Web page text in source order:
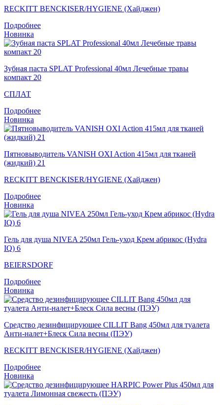
RECKITT BENCKISER/HYGIENE (Хайджен)
Подробнее
Новинка
Зубная паста SPLAT Professional 40мл Лечебные травы
компакт 20
СПЛАТ
Подробнее
Новинка
Пятновыводитель VANISH OXI Action 415мл для тканей
(жидкий) 21
RECKITT BENCKISER/HYGIENE (Хайджен)
Подробнее
Новинка
Гель для душа NIVEA 250мл Гель-уход Крем абрикос (Hydra
IQ) 6
BEIERSDORF
Подробнее
Новинка
Средство дезинфицирующее CILLIT Bang 450мл для туалета
Анти-налет+Блеск Сила весны (ПЭУ)
RECKITT BENCKISER/HYGIENE (Хайджен)
Подробнее
Новинка